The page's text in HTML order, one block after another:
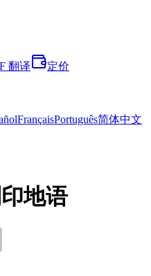
翻译
定价
FrançaisPortuguês简体中文
地语